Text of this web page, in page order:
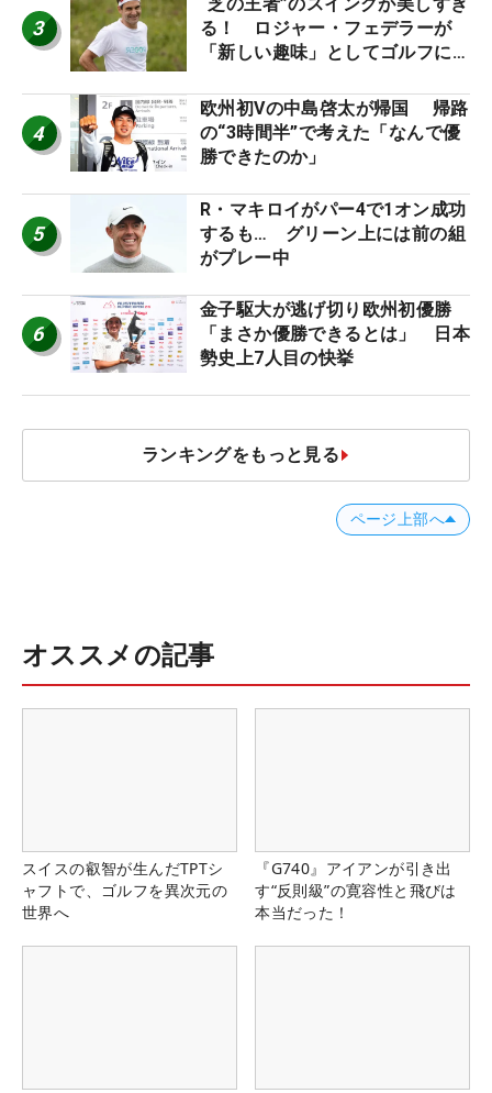
3
る！ ロジャー・フェデラーが
「新しい趣味」としてゴルフに挑
4
欧州初Vの中島啓太が帰国 帰路
の“3時間半”で考えた「なんで優
勝できたのか」
5
R・マキロイがパー4で1オン成功
するも… グリーン上には前の組
がプレー中
6
金子駆大が逃げ切り欧州初優勝
「まさか優勝できるとは」 日本
勢史上7人目の快挙
ランキングをもっと見る
ページ上部へ
オススメの記事
スイスの叡智が生んだTPTシ
ャフトで、ゴルフを異次元の
世界へ
『G740』アイアンが引き出
す“反則級”の寛容性と飛びは
本当だった！